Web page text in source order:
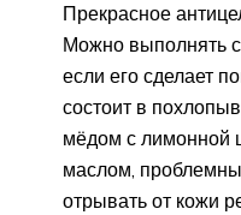
Прекрасное
Можно выполнять
если его сделает
состоит в
мёдом с лимонной
маслом,
отрывать от кожи